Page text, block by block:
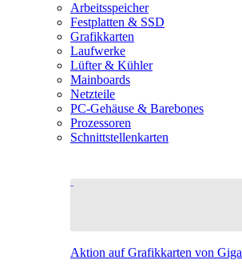
Arbeitsspeicher
Festplatten & SSD
Grafikkarten
Laufwerke
Lüfter & Kühler
Mainboards
Netzteile
PC-Gehäuse & Barebones
Prozessoren
Schnittstellenkarten
Aktion auf Grafikkarten von